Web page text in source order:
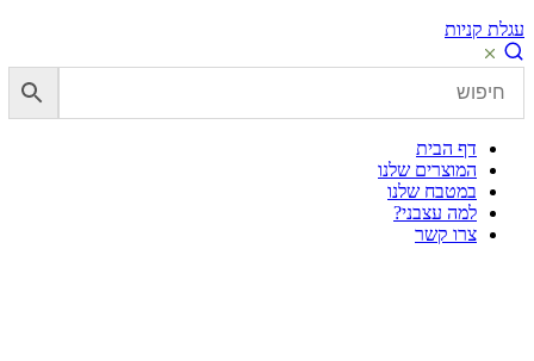
עגלת קניות
דף הבית
המוצרים שלנו
במטבח שלנו
למה עצבני?
צרו קשר